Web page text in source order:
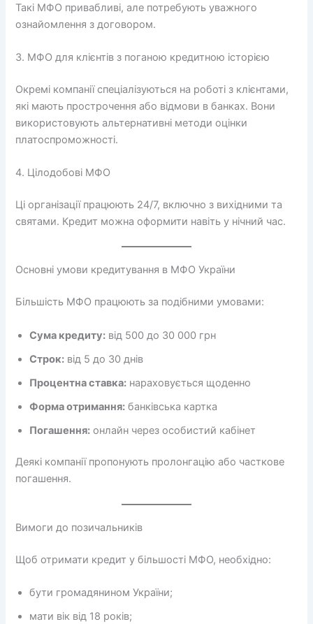
Такі МФО привабливі, але потребують уважного
ознайомлення з договором.
3. МФО для клієнтів з поганою кредитною історією
Окремі компанії спеціалізуються на роботі з клієнтами,
які мають прострочення або відмови в банках. Вони
використовують альтернативні методи оцінки
платоспроможності.
4. Цілодобові МФО
Ці організації працюють 24/7, включно з вихідними та
святами. Кредит можна оформити навіть у нічний час.
Основні умови кредитування в МФО України
Більшість МФО працюють за подібними умовами:
Сума кредиту: від 500 до 30 000 грн
Строк: від 5 до 30 днів
Процентна ставка: нараховується щоденно
Форма отримання: банківська картка
Погашення: онлайн через особистий кабінет
Деякі компанії пропонують пролонгацію або часткове
погашення.
Вимоги до позичальників
Щоб отримати кредит у більшості МФО, необхідно:
бути громадянином України;
мати вік від 18 років;